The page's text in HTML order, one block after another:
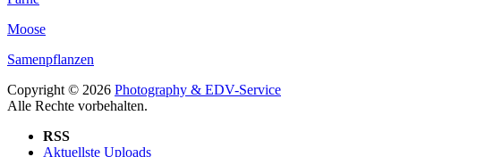
Moose
Samenpflanzen
Copyright © 2026 Photography & EDV-Service
Alle Rechte vorbehalten.
RSS
Aktuellste Uploads